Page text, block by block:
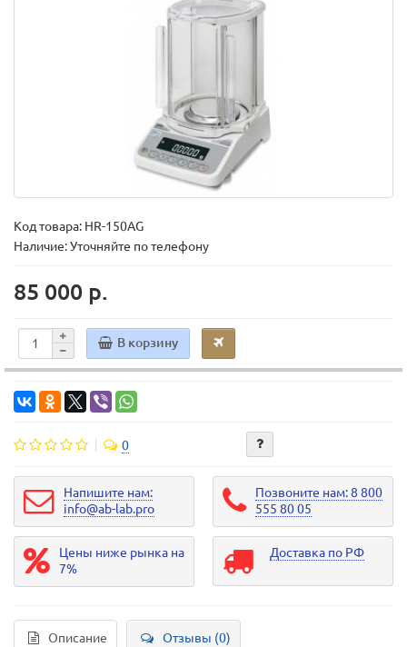
Код товара: HR-150AG
Наличие: Уточняйте по телефону
85 000 р.
В корзину
0
Напишите нам:
info@ab-lab.pro
Позвоните нам: 8 800
555 80 05
Цены ниже рынка на
7%
Доставка по РФ
Описание Отзывы (0)